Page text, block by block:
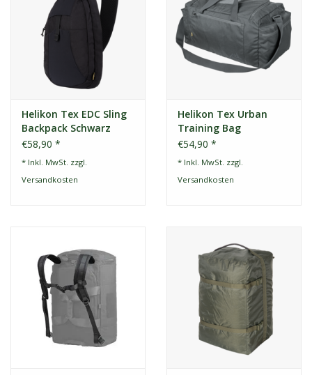
Helikon Tex EDC Sling
Backpack Schwarz
€58,90 *
* Inkl. MwSt. zzgl.
Versandkosten
Helikon Tex Urban
Training Bag
€54,90 *
* Inkl. MwSt. zzgl.
Versandkosten